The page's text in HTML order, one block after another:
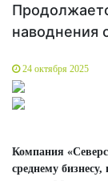
наводнения
24 октября 2025
Компания
среднему